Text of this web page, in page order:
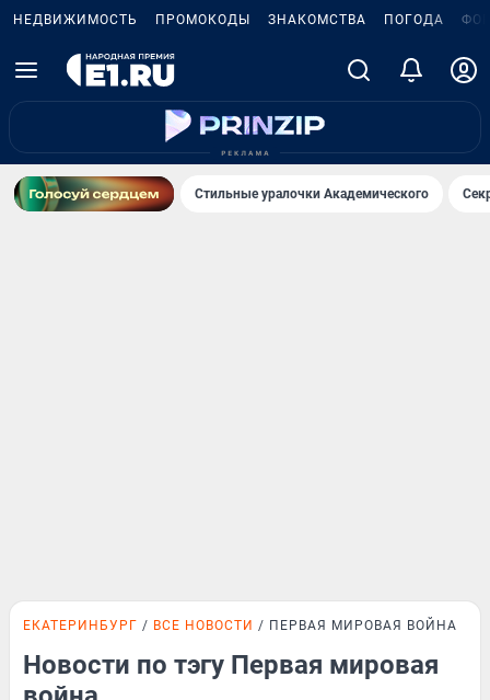
НЕДВИЖИМОСТЬ ПРОМОКОДЫ ЗНАКОМСТВА ПОГОДА
Стильные уралочки Академического
ЕКАТЕРИНБУРГ ВСЕ НОВОСТИ ПЕРВАЯ МИРОВАЯ ВОЙНА
Новости по тэгу Первая мировая